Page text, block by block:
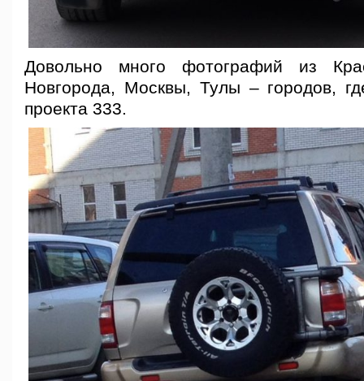
Довольно много фотографий из
Новгорода, Москвы, Тулы – городов,
проекта 333.